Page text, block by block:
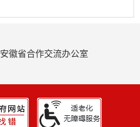
安徽省合作交流办公室